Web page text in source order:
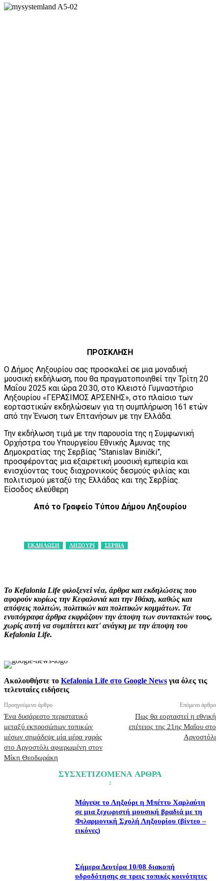
ΠΡΟΣΚΛΗΣΗ
Ο Δήμος Ληξουρίου σας προσκαλεί σε μια μοναδική
μουσική εκδήλωση, που θα πραγματοποιηθεί την Τρίτη 20
Μαΐου 2025 και ώρα 20:30, στο Κλειστό Γυμναστήριο
Ληξουρίου «ΓΕΡΑΣΙΜΟΣ ΑΡΣΕΝΗΣ», στο πλαίσιο των
εορταστικών εκδηλώσεων για τη συμπλήρωση 161 ετών
από την Ένωση των Επτανήσων με την Ελλάδα.
Την εκδήλωση τιμά με την παρουσία της η Συμφωνική
Ορχήστρα του Υπουργείου Εθνικής Άμυνας της
Δημοκρατίας της Σερβίας “Stanislav Binički”,
προσφέροντας μια εξαιρετική μουσική εμπειρία και
ενισχύοντας τους διαχρονικούς δεσμούς φιλίας και
πολιτισμού μεταξύ της Ελλάδας και της Σερβίας.
Είσοδος ελεύθερη
Από το Γραφείο Τύπου Δήμου Ληξουρίου
ΕΚΔΗΛΩΣΗ ΛΗΞΟΥΡΙ ΣΕΡΒΙΑ
Το Kefalonia Life φιλοξενεί νέα, άρθρα και εκδηλώσεις που
αφορούν κυρίως την Κεφαλονιά και την Ιθάκη, καθώς και
απόψεις πολιτών, πολιτικών και πολιτικών κομμάτων. Τα
ενυπόγραφα άρθρα εκφράζουν την άποψη των συντακτών τους,
χωρίς αυτή να συμπίπτει κατ' ανάγκη με την άποψη του
Kefalonia Life.
Ακολουθήστε το Kefalonia Life στο Google News για όλες τις
τελευταίες ειδήσεις
Προηγούμενο άρθρο
Ένα δυσάρεστο περιστατικό
μεταξύ εκπροσώπων τοπικών
μέσων σημάδεψε μία μέρα χαράς
στο Αργοστόλι αφιερωμένη στον
Μίκη Θεοδωράκη
Επόμενο άρθρο
Πως θα εορταστεί η εθνική
επέτειος της 21ης Μαΐου στο
Αργοστόλι
ΣΥΣΧΕΤΙΖΟΜΕΝΑ ΑΡΘΡΑ
Μάγεψε το Ληξούρι η Μπέττυ Χαρλαύτη
σε μια ξεχωριστή μουσική βραδιά με τη
Φιλαρμονική Σχολή Ληξουρίου (βίντεο –
εικόνες)
Σήμερα Δευτέρα 10/08 διακοπή
υδροδότησης σε τρεις τοπικές κοινότητες